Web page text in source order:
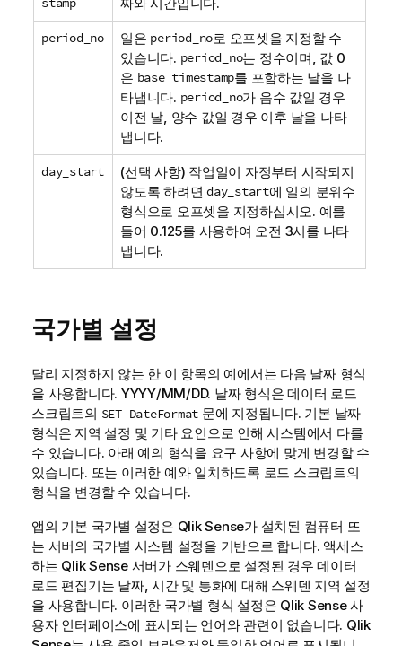
period_no 일은 period_no로 오프셋을 지정할 수
있습니다. period_no는 정수이며, 값 0
은 base_timestamp를 포함하는 날을 나
타냅니다. period_no가 음수 값일 경우
이전 날, 양수 값일 경우 이후 날을 나타
냅니다.
day_start
(선택 사항) 작업일이 자정부터 시작되지
않도록 하려면 day_start에 일의 분위수
형식으로 오프셋을 지정하십시오. 예를
들어 0.125를 사용하여 오전 3시를 나타
냅니다.
국가별 설정
달리 지정하지 않는 한 이 항목의 예에서는 다음 날짜 형식
을 사용합니다. YYYY/MM/DD. 날짜 형식은 데이터 로드
스크립트의 SET DateFormat 문에 지정됩니다. 기본 날짜
형식은 지역 설정 및 기타 요인으로 인해 시스템에서 다를
수 있습니다. 아래 예의 형식을 요구 사항에 맞게 변경할 수
있습니다. 또는 이러한 예와 일치하도록 로드 스크립트의
형식을 변경할 수 있습니다.
앱의 기본 국가별 설정은 Qlik Sense가 설치된 컴퓨터 또
는 서버의 국가별 시스템 설정을 기반으로 합니다. 액세스
하는 Qlik Sense서버가 스웨덴으로 설정된 경우 데이터
로드 편집기는 날짜, 시간 및 통화에 대해 스웨덴 지역 설정
을 사용합니다. 이러한 국가별 형식 설정은 Qlik Sense사
용자 인터페이스에 표시되는 언어와 관련이 없습니다. Qlik